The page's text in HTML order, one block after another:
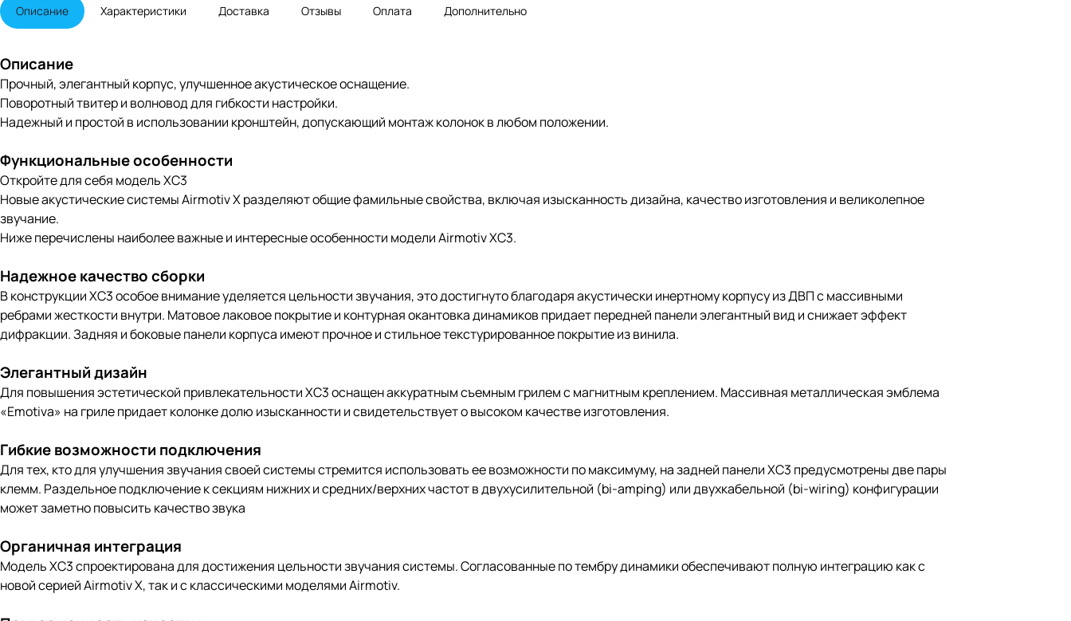
Описание Характеристики Доставка Отзывы Оплата Дополнительно
Описание
Прочный, элегантный корпус, улучшенное акустическое оснащение.
Поворотный твитер и волновод для гибкости настройки.
Надежный и простой в использовании кронштейн, допускающий монтаж колонок в любом положении.
Функциональные особенности
Откройте для себя модель XC3
Новые акустические системы Airmotiv X разделяют общие фамильные свойства, включая изысканность дизайна, качество изготовления и великолепное
звучание.
Ниже перечислены наиболее важные и интересные особенности модели Airmotiv XC3.
Надежное качество сборки
В конструкции XC3 особое внимание уделяется цельности звучания, это достигнуто благодаря акустически инертному корпусу из ДВП с массивными
ребрами жесткости внутри. Матовое лаковое покрытие и контурная окантовка динамиков придает передней панели элегантный вид и снижает эффект
дифракции. Задняя и боковые панели корпуса имеют прочное и стильное текстурированное покрытие из винила.
Элегантный дизайн
Для повышения эстетической привлекательности XC3 оснащен аккуратным съемным грилем с магнитным креплением. Массивная металлическая эмблема
«Emotiva» на гриле придает колонке долю изысканности и свидетельствует о высоком качестве изготовления.
Гибкие возможности подключения
Для тех, кто для улучшения звучания своей системы стремится использовать ее возможности по максимуму, на задней панели XC3 предусмотрены две пары
клемм. Раздельное подключение к секциям нижних и средних/верхних частот в двухусилительной (bi-amping) или двухкабельной (bi-wiring) конфигурации
может заметно повысить качество звука
Органичная интеграция
Модель XC3 спроектирована для достижения цельности звучания системы. Согласованные по тембру динамики обеспечивают полную интеграцию как с
новой серией Airmotiv X, так и с классическими моделями Airmotiv.